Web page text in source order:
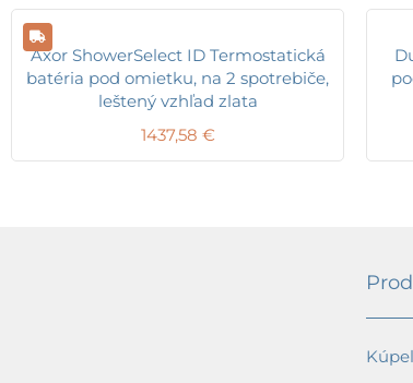
Axor ShowerSelect ID Termostatická
batéria pod omietku, na 2 spotrebiče,
leštený vzhľad zlata
1437,58 €